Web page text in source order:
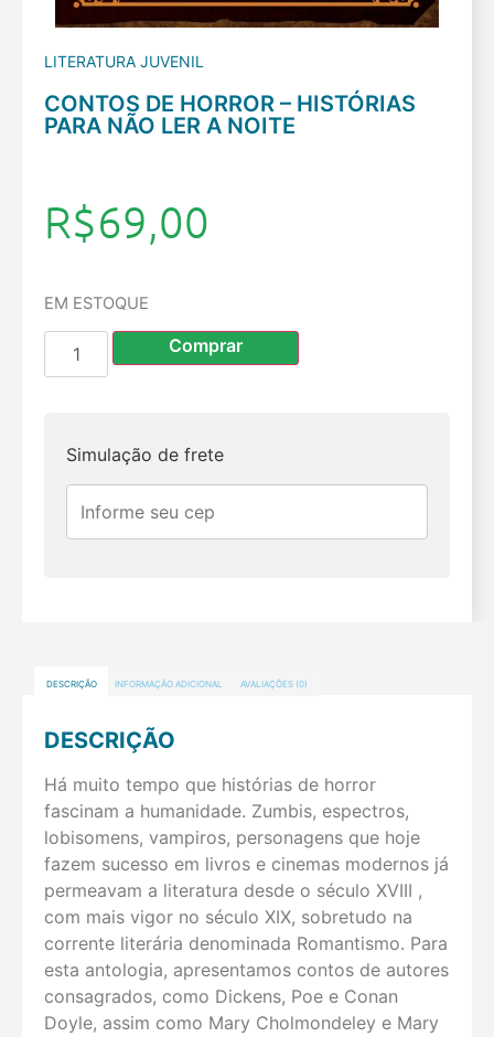
LITERATURA JUVENIL
CONTOS DE HORROR – HISTÓRIAS
PARA NÃO LER A NOITE
R$69,00
EM ESTOQUE
Comprar
Simulação de frete
DESCRIÇÃO INFORMAÇÃO ADICIONAL AVALIAÇÕES (0)
DESCRIÇÃO
Há muito tempo que histórias de horror
fascinam a humanidade. Zumbis, espectros,
lobisomens, vampiros, personagens que hoje
fazem sucesso em livros e cinemas modernos já
permeavam a literatura desde o século XVIII ,
com mais vigor no século XIX, sobretudo na
corrente literária denominada Romantismo. Para
esta antologia, apresentamos contos de autores
consagrados, como Dickens, Poe e Conan
Doyle, assim como Mary Cholmondeley e Mary